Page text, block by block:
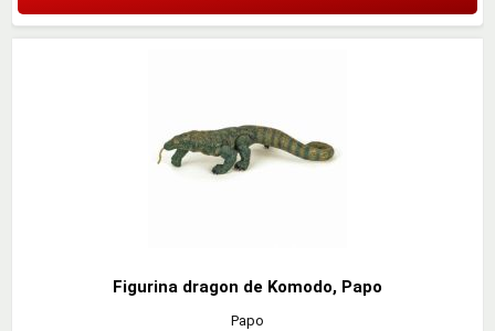
Figurina dragon de Komodo, Papo
Papo